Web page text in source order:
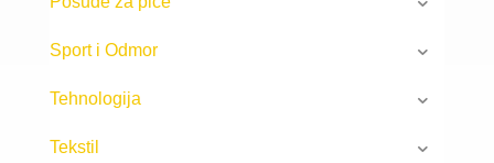
Sport i Odmor
Tehnologija
Tekstil